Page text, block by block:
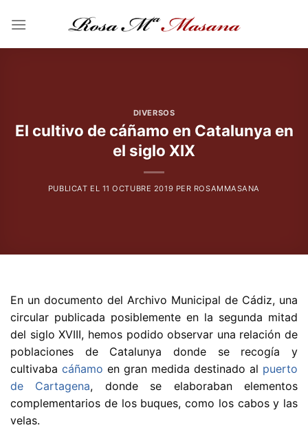
DIVERSOS
El cultivo de cáñamo en Catalunya en
el siglo XIX
PUBLICAT EL 11 OCTUBRE 2019 PER ROSAMMASANA
En un documento del Archivo Municipal de Cádiz, una
circular publicada posiblemente en la segunda mitad
del siglo XVIII, hemos podido observar una relación de
poblaciones de Catalunya donde se recogía y
cultivaba cáñamo en gran medida destinado al puerto
de Cartagena, donde se elaboraban elementos
complementarios de los buques, como los cabos y las
velas.